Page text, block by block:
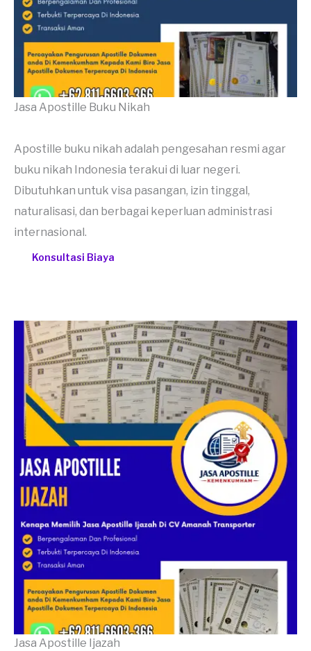
Jasa Apostille Buku Nikah
Apostille buku nikah adalah pengesahan resmi agar
buku nikah Indonesia terakui di luar negeri.
Dibutuhkan untuk visa pasangan, izin tinggal,
naturalisasi, dan berbagai keperluan administrasi
internasional.
Konsultasi Biaya
Jasa Apostille Ijazah